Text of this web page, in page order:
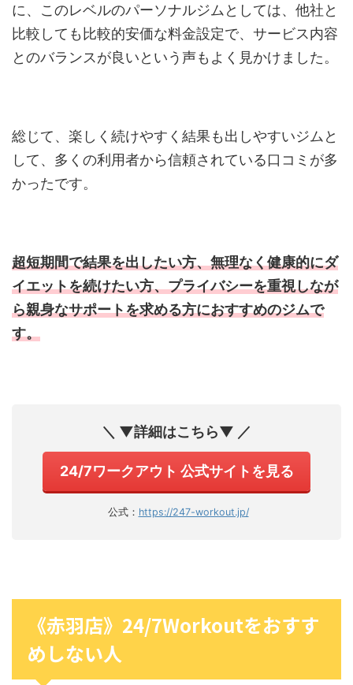
に、このレベルのパーソナルジムとしては、他社と
比較しても比較的安価な料金設定で、サービス内容
とのバランスが良いという声もよく見かけました。
総じて、楽しく続けやすく結果も出しやすいジムと
して、多くの利用者から信頼されている口コミが多
かったです。
超短期間で結果を出したい方、無理なく健康的にダ
イエットを続けたい方、プライバシーを重視しなが
ら親身なサポートを求める方におすすめのジムで
す。
＼ ▼詳細はこちら▼ ／
24/7ワークアウト 公式サイトを見る
公式： https://247-workout.jp/
《赤羽店》24/7Workoutをおすす
めしない人